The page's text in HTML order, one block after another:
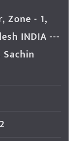
Zone - 1,
INDIA ---